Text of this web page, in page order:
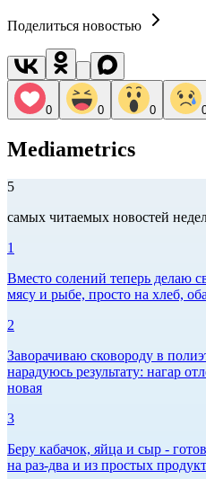
Поделиться новостью
0 0 0
Mediametrics
5
самых читаемых новостей
1
Вместо солений теперь делаю
мясу и рыбе, просто на хлеб,
2
Заворачиваю сковороду в
нарадуюсь результату: нагар
новая
3
Беру кабачок, яйца и сыр -
на раз-два и из простых